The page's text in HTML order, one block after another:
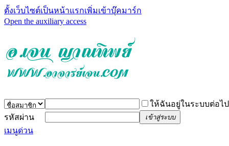
ตั้งเว็บไซต์เป็นหน้าแรกเพิ่มเข้าบุ๊คมาร์ก
Open the auxiliary access
ให้ฉันอยู่ในระบบต่อไป
รหัสผ่าน
เข้าสู่ระบบ
เมนูด่วน